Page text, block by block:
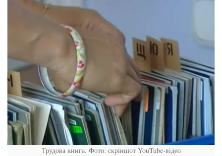
Трудова книга. Фото: скріншот YouTube-відео